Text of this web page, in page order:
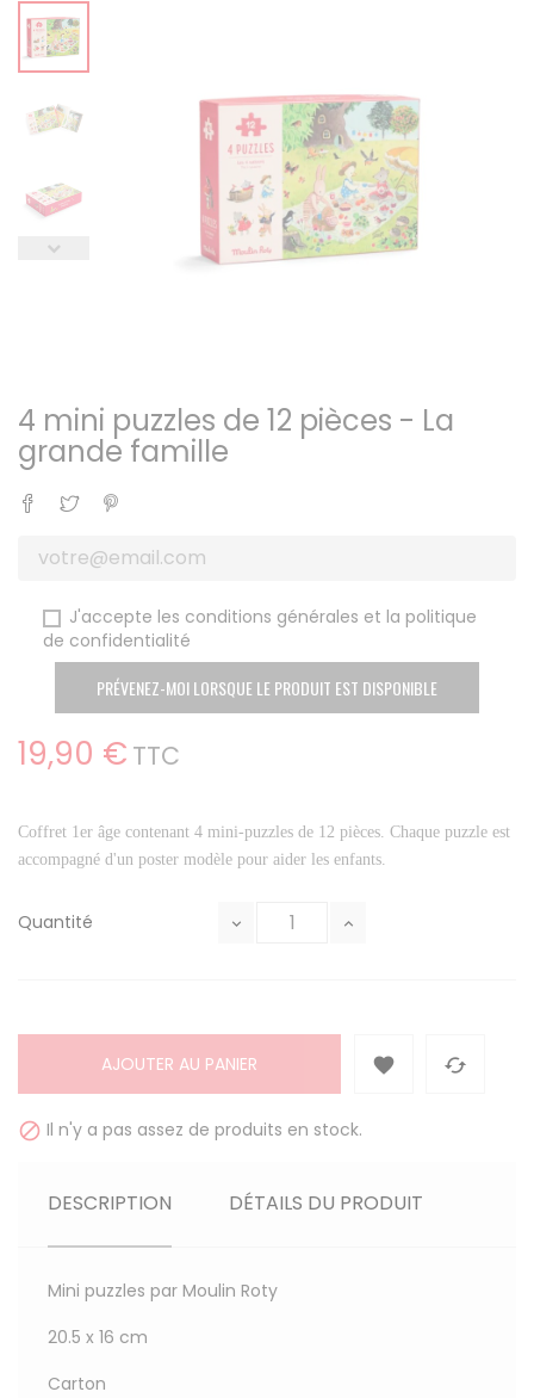
4 mini puzzles de 12 pièces - La
grande famille
Partager
Tweet
J'accepte les conditions générales et la politique
de confidentialité
PRÉVENEZ-MOI LORSQUE LE PRODUIT EST DISPONIBLE
19,90 € TTC
Coffret 1er âge contenant 4 mini-puzzles de 12 pièces. Chaque puzzle est
accompagné d'un poster modèle pour aider les enfants.
Quantité
AJOUTER AU PANIER  
 Il n'y a pas assez de produits en stock.
DESCRIPTION DÉTAILS DU PRODUIT
Mini puzzles par Moulin Roty
20.5 x 16 cm
Carton